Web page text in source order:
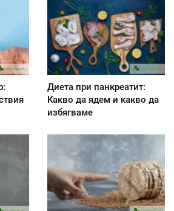
Диета при панкреатит:
Kакво да ядем и какво да
избягваме